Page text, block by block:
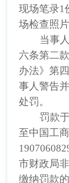
现场笔录1
场检查照
当事
六条第二
办法》第
事人警告
处罚。
罚款
至中国工
1
市财政局
缴纳罚款